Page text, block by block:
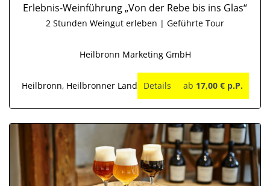
Erlebnis-Weinführung „Von der Rebe bis ins Glas“
2 Stunden Weingut erleben | Geführte Tour
Heilbronn Marketing GmbH
Heilbronn, Heilbronner Land Details ab 17,00 € p.P.